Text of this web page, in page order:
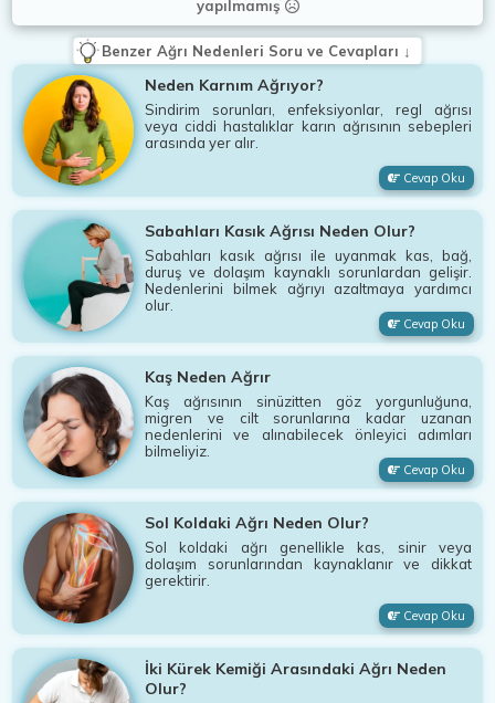
yapılmamış
Benzer Ağrı Nedenleri Soru ve Cevapları ↓
Neden Karnım Ağrıyor?
Sindirim sorunları, enfeksiyonlar, regl ağrısı
veya ciddi hastalıklar karın ağrısının sebepleri
arasında yer alır.
Cevap Oku
Sabahları Kasık Ağrısı Neden Olur?
Sabahları kasık ağrısı ile uyanmak kas, bağ,
duruş ve dolaşım kaynaklı sorunlardan gelişir.
Nedenlerini bilmek ağrıyı azaltmaya yardımcı
olur.
Cevap Oku
Kaş Neden Ağrır
Kaş ağrısının sinüzitten göz yorgunluğuna,
migren ve cilt sorunlarına kadar uzanan
nedenlerini ve alınabilecek önleyici adımları
bilmeliyiz.
Cevap Oku
Sol Koldaki Ağrı Neden Olur?
Sol koldaki ağrı genellikle kas, sinir veya
dolaşım sorunlarından kaynaklanır ve dikkat
gerektirir.
Cevap Oku
İki Kürek Kemiği Arasındaki Ağrı Neden
Olur?